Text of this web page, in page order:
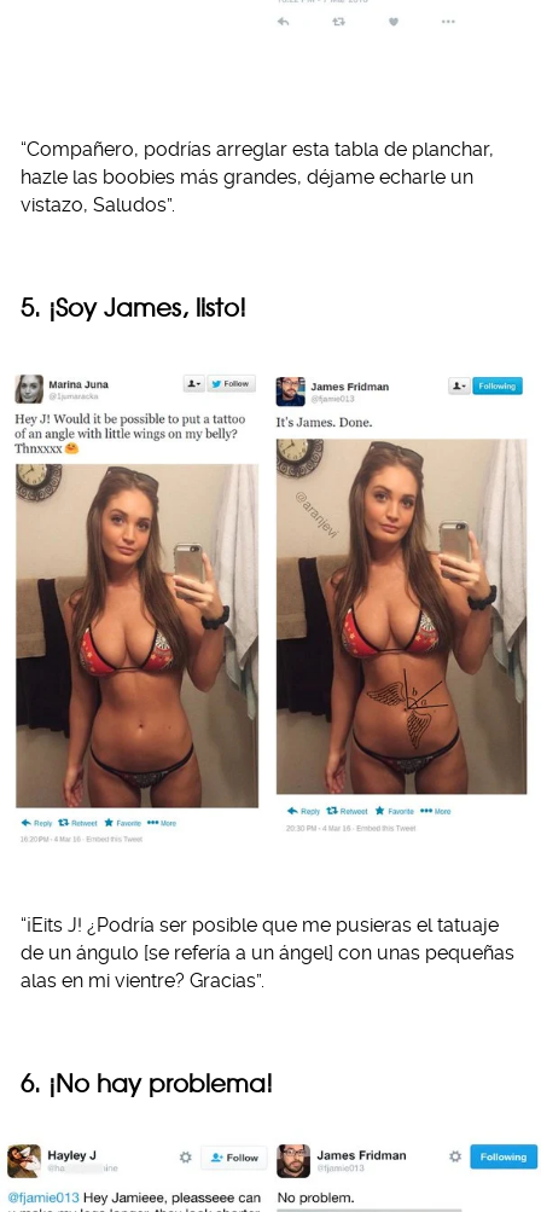
“Compañero, podrías arreglar esta tabla de planchar,
hazle las boobies más grandes, déjame echarle un
vistazo, Saludos”.
5. ¡Soy James, listo!
“¡Eits J! ¿Podría ser posible que me pusieras el tatuaje
de un ángulo [se refería a un ángel] con unas pequeñas
alas en mi vientre? Gracias”.
6. ¡No hay problema!